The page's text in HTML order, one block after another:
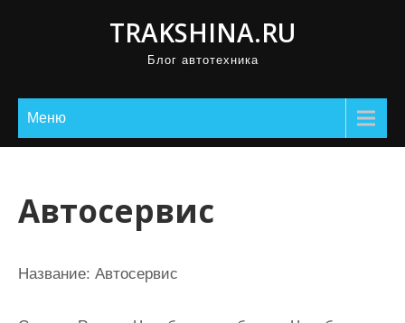
TRAKSHINA.RU
Блог автотехника
Меню
Автосервис
Название: Автосервис